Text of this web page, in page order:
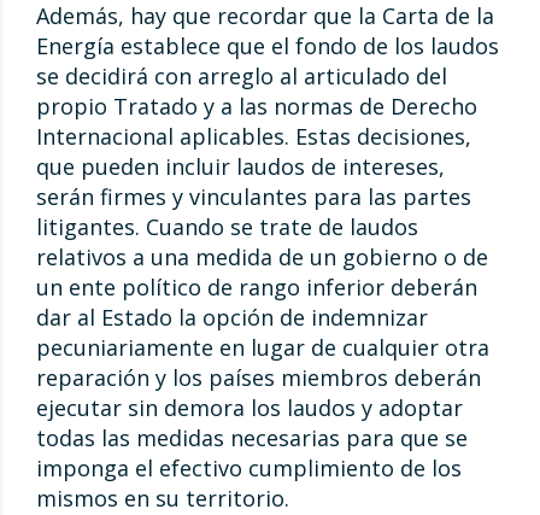
Además, hay que recordar que la Carta de la
Energía establece que el fondo de los laudos
se decidirá con arreglo al articulado del
propio Tratado y a las normas de Derecho
Internacional aplicables. Estas decisiones,
que pueden incluir laudos de intereses,
serán firmes y vinculantes para las partes
litigantes. Cuando se trate de laudos
relativos a una medida de un gobierno o de
un ente político de rango inferior deberán
dar al Estado la opción de indemnizar
pecuniariamente en lugar de cualquier otra
reparación y los países miembros deberán
ejecutar sin demora los laudos y adoptar
todas las medidas necesarias para que se
imponga el efectivo cumplimiento de los
mismos en su territorio.